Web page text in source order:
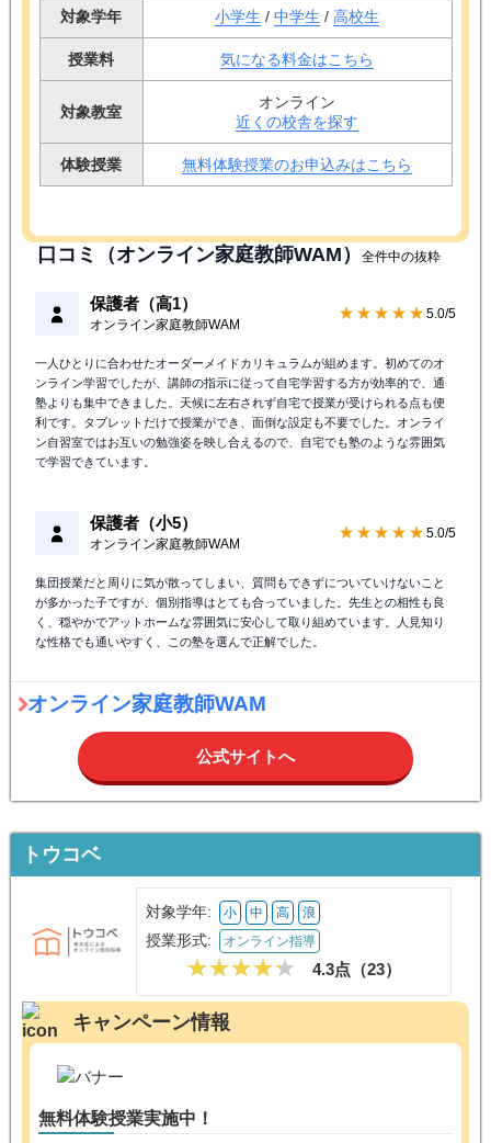
対象学年 小学生 / 中学生 / 高校生
授業料 気になる料金はこちら
対象教室
オンライン
近くの校舎を探す
体験授業 無料体験授業のお申込みはこちら
口コミ（オンライン家庭教師WAM） 全件中の抜粋
保護者（高1）
オンライン家庭教師WAM
★★★★★ 5.0/5
一人ひとりに合わせたオーダーメイドカリキュラムが組めます。初めてのオ
ンライン学習でしたが、講師の指示に従って自宅学習する方が効率的で、通
塾よりも集中できました。天候に左右されず自宅で授業が受けられる点も便
利です。タブレットだけで授業ができ、面倒な設定も不要でした。オンライ
ン自習室ではお互いの勉強姿を映し合えるので、自宅でも塾のような雰囲気
で学習できています。
保護者（小5）
オンライン家庭教師WAM
★★★★★ 5.0/5
集団授業だと周りに気が散ってしまい、質問もできずについていけないこと
が多かった子ですが、個別指導はとても合っていました。先生との相性も良
く、穏やかでアットホームな雰囲気に安心して取り組めています。人見知り
な性格でも通いやすく、この塾を選んで正解でした。
オンライン家庭教師WAM
公式サイトへ
トウコベ
対象学年: 小 中 高 浪
授業形式: オンライン指導
4.3点（23）
キャンペーン情報
無料体験授業実施中！